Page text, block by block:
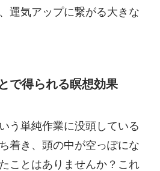
運気アップに繋がる大きな
で得られる瞑想効果
う単純作業に没頭している
着き、頭の中が空っぽにな
ことはありませんか？これ